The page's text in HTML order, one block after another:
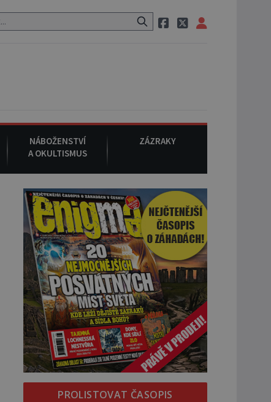
pak si na ulici zavolá taxi, nasedne do něj a už ho nikdy
NÁBOŽENSTVÍ
A OKULTISMUS
ZÁZRAKY
PROLISTOVAT ČASOPIS